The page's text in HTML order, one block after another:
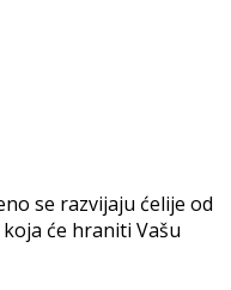
se razvijaju ćelije od
će hraniti Vašu